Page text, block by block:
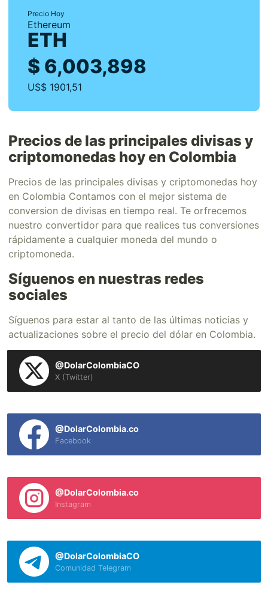
Precio Hoy
Ethereum
ETH
$ 6,003,898
US$ 1901,51
Precios de las principales divisas y
criptomonedas hoy en Colombia
Precios de las principales divisas y criptomonedas hoy
en Colombia Contamos con el mejor sistema de
conversion de divisas en tiempo real. Te orfrecemos
nuestro convertidor para que realices tus conversiones
rápidamente a cualquier moneda del mundo o
criptomoneda.
Síguenos en nuestras redes
sociales
Síguenos para estar al tanto de las últimas noticias y
actualizaciones sobre el precio del dólar en Colombia.
@DolarColombiaCO
X (Twitter)
@DolarColombia.co
Facebook
@DolarColombia.co
Instagram
@DolarColombiaCO
Comunidad Telegram